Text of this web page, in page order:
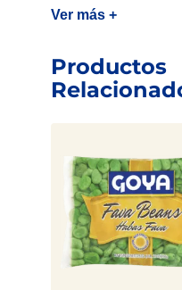
Ver más +
Productos